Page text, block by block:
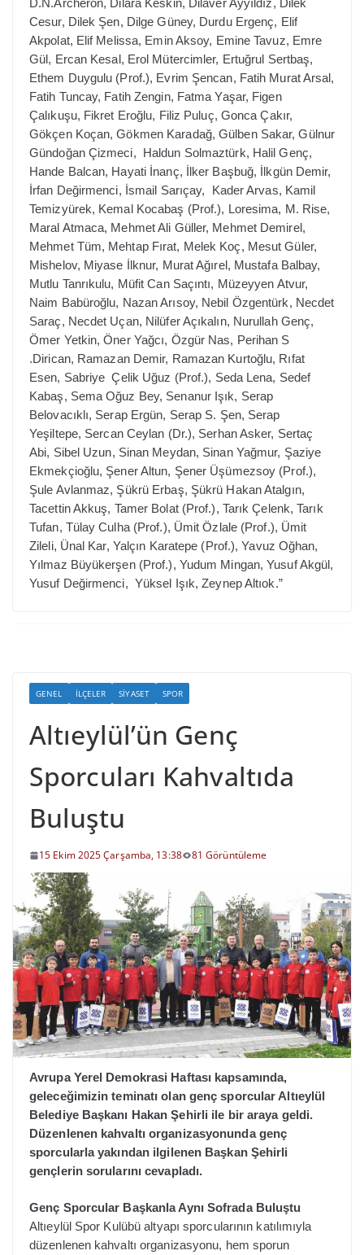
D.N.Archeron, Dilara Keskin, Dilaver Ayyıldız, Dilek
Cesur, Dilek Şen, Dilge Güney, Durdu Ergenç, Elif
Akpolat, Elif Melissa, Emin Aksoy, Emine Tavuz, Emre
Gül, Ercan Kesal, Erol Mütercimler, Ertuğrul Sertbaş,
Ethem Duygulu (Prof.), Evrim Şencan, Fatih Murat Arsal,
Fatih Tuncay, Fatih Zengin, Fatma Yaşar, Figen
Çalıkuşu, Fikret Eroğlu, Filiz Puluç, Gonca Çakır,
Gökçen Koçan, Gökmen Karadağ, Gülben Sakar, Gülnur
Gündoğan Çizmeci, Haldun Solmaztürk, Halil Genç,
Hande Balcan, Hayati İnanç, İlker Başbuğ, İlkgün Demir,
İrfan Değirmenci, İsmail Sarıçay, Kader Arvas, Kamil
Temizyürek, Kemal Kocabaş (Prof.), Loresima, M. Rise,
Maral Atmaca, Mehmet Ali Güller, Mehmet Demirel,
Mehmet Tüm, Mehtap Fırat, Melek Koç, Mesut Güler,
Mishelov, Miyase İlknur, Murat Ağırel, Mustafa Balbay,
Mutlu Tanrıkulu, Müfit Can Saçıntı, Müzeyyen Atvur,
Naim Babüroğlu, Nazan Arısoy, Nebil Özgentürk, Necdet
Saraç, Necdet Uçan, Nilüfer Açıkalın, Nurullah Genç,
Ömer Yetkin, Öner Yağcı, Özgür Nas, Perihan S
.Dirican, Ramazan Demir, Ramazan Kurtoğlu, Rıfat
Esen, Sabriye Çelik Uğuz (Prof.), Seda Lena, Sedef
Kabaş, Sema Oğuz Bey, Senanur Işık, Serap
Belovacıklı, Serap Ergün, Serap S. Şen, Serap
Yeşiltepe, Sercan Ceylan (Dr.), Serhan Asker, Sertaç
Abi, Sibel Uzun, Sinan Meydan, Sinan Yağmur, Şaziye
Ekmekçioğlu, Şener Altun, Şener Üşümezsoy (Prof.),
Şule Avlanmaz, Şükrü Erbaş, Şükrü Hakan Atalgın,
Tacettin Akkuş, Tamer Bolat (Prof.), Tarık Çelenk, Tarık
Tufan, Tülay Culha (Prof.), Ümit Özlale (Prof.), Ümit
Zileli, Ünal Kar, Yalçın Karatepe (Prof.), Yavuz Oğhan,
Yılmaz Büyükerşen (Prof.), Yudum Mingan, Yusuf Akgül,
Yusuf Değirmenci, Yüksel Işık, Zeynep Altıok.”
GENEL İLÇELER SIYASET SPOR
Altıeylül’ün Genç
Sporcuları Kahvaltıda
Buluştu
15 Ekim 2025 Çarşamba, 13:38 81 Görüntüleme
Avrupa Yerel Demokrasi Haftası kapsamında,
geleceğimizin teminatı olan genç sporcular Altıeylül
Belediye Başkanı Hakan Şehirli ile bir araya geldi.
Düzenlenen kahvaltı organizasyonunda genç
sporcularla yakından ilgilenen Başkan Şehirli
gençlerin sorularını cevapladı.
Genç Sporcular Başkanla Aynı Sofrada Buluştu
Altıeylül Spor Kulübü altyapı sporcularının katılımıyla
düzenlenen kahvaltı organizasyonu, hem sporun